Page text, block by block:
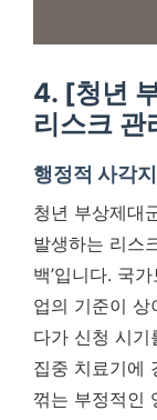
4. [청년
리스크 관
행정적 사각
청년 부상제대
발생하는 리스
백’입니다. 국
업의 기준이 상
다가 신청 시기
집중 치료기에
꺾는 부정적인